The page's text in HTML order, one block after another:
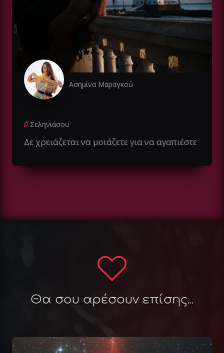
Ασημίνα Μαραγκού
Σεληνιάσου
Δε χρειάζεται να μοιάζετε για να αγαπιέστε
Θα σου αρέσουν επίσης...